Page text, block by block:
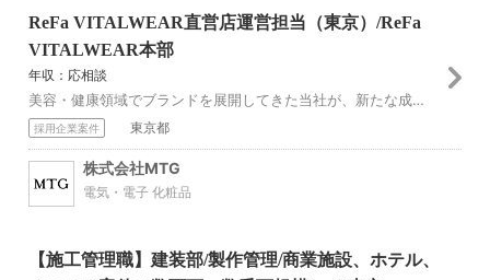
ReFa VITALWEAR直営店運営担当（東京）/ReFa
VITALWEAR本部
年収：応相談
美容・健康領域でブランドを展開してきた当社が、新たな成長事業としてリカバリーウェア市場へ参入しました。 本ポジションでは、直営店舗（常設店・POPUP）の運...
採用企業案件 東京都
株式会社MTG
電気・電子 化粧品
【施工管理職】建装部/製作管理/商業施設、ホテル、